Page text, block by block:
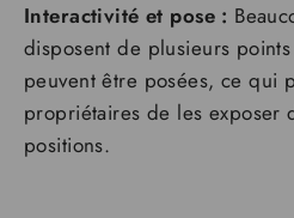
Interactivité et pose :
disposent de plusieurs
peuvent être posées, ce qui
propriétaires de les exposer
positions.